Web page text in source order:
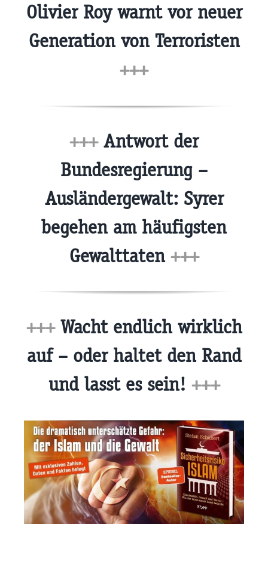
Olivier Roy warnt vor neuer
Generation von Terroristen
+++
+++Antwort der
Bundesregierung –
Ausländergewalt: Syrer
begehen am häufigsten
Gewalttaten +++
+++Wacht endlich wirklich
auf – oder haltet den Rand
und lasst es sein! +++